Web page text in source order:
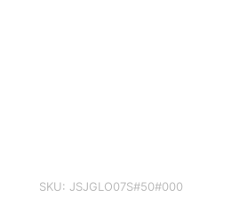
SKU: JSJGLO07S#50#000